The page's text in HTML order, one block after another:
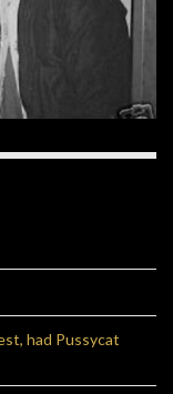
had Pussycat